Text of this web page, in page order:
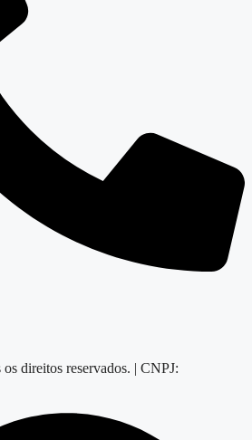
direitos reservados. | CNPJ: